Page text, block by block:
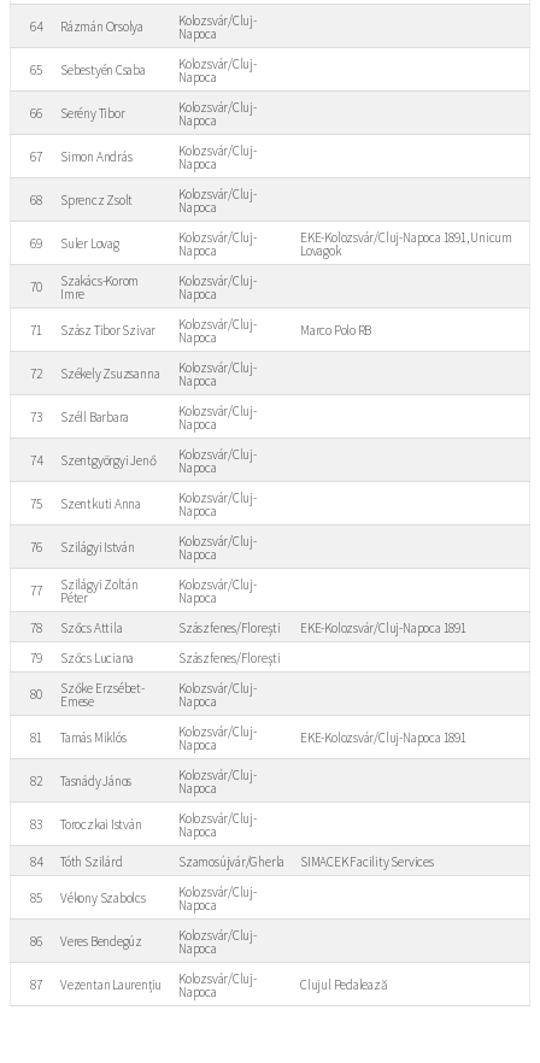
64 Rázmán Orsolya Kolozsvár/Cluj-
Napoca
65 Sebestyén Csaba Kolozsvár/Cluj-
Napoca
66 Serény Tibor Kolozsvár/Cluj-
Napoca
67 Simon András Kolozsvár/Cluj-
Napoca
68 Sprencz Zsolt Kolozsvár/Cluj-
Napoca
69 Suler Lovag Kolozsvár/Cluj-
Napoca
EKE-Kolozsvár/Cluj-Napoca 1891, Unicum
Lovagok
70 Szakács-Korom
Imre
Kolozsvár/Cluj-
Napoca
71 Szász Tibor Szivar Kolozsvár/Cluj-
Napoca Marco Polo RB
72 Székely Zsuzsanna Kolozsvár/Cluj-
Napoca
73 Széll Barbara Kolozsvár/Cluj-
Napoca
74 Szentgyörgyi Jenő Kolozsvár/Cluj-
Napoca
75 Szentkuti Anna Kolozsvár/Cluj-
Napoca
76 Szilágyi István Kolozsvár/Cluj-
Napoca
77 Szilágyi Zoltán
Péter
Kolozsvár/Cluj-
Napoca
78
Szőcs Attila Szászfenes/Florești
EKE-Kolozsvár/Cluj-Napoca 1891
79
Szőcs Luciana Szászfenes/Florești
80 Szőke Erzsébet-
Emese
Kolozsvár/Cluj-
Napoca
81 Tamás Miklós Kolozsvár/Cluj-
Napoca EKE-Kolozsvár/Cluj-Napoca 1891
82 Tasnády János Kolozsvár/Cluj-
Napoca
83 Toroczkai István Kolozsvár/Cluj-
Napoca
84
Tóth Szilárd Szamosújvár/Gherla SIMACEK Facility Services
85 Vékony Szabolcs Kolozsvár/Cluj-
Napoca
86 Veres Bendegúz Kolozsvár/Cluj-
Napoca
87 Vezentan Laurențiu Kolozsvár/Cluj-
Napoca Clujul Pedalează